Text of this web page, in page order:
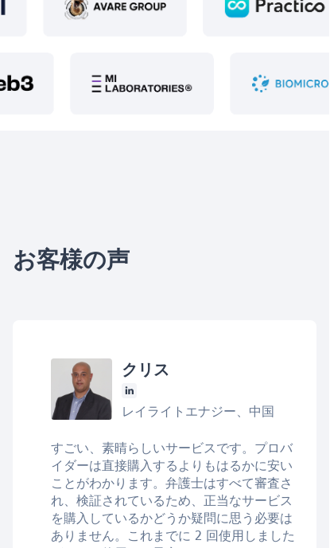
お客様の声
クリス
レイライトエナジー、中国
すごい、素晴らしいサービスです。プロバ
イダーは直接購入するよりもはるかに安い
ことがわかります。弁護士はすべて審査さ
れ、検証されているため、正当なサービス
を購入しているかどうか疑問に思う必要は
ありません。これまでに 2 回使用しました